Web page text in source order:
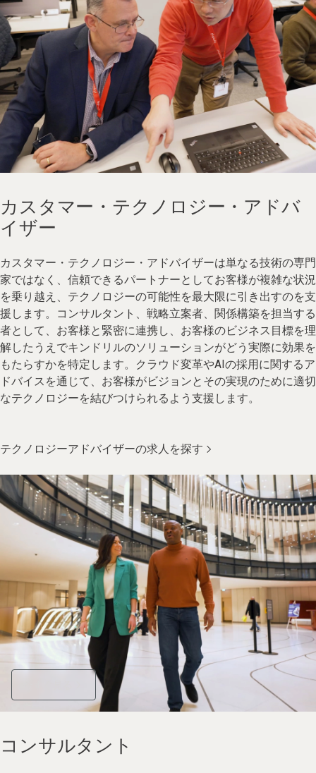
カスタマー・テクノロジー・アドバ
イザー
カスタマー・テクノロジー・アドバイザーは単なる技術の専門
家ではなく、信頼できるパートナーとしてお客様が複雑な状況
を乗り越え、テクノロジーの可能性を最大限に引き出すのを支
援します。コンサルタント、戦略立案者、関係構築を担当する
者として、お客様と緊密に連携し、お客様のビジネス目標を理
解したうえでキンドリルのソリューションがどう実際に効果を
もたらすかを特定します。クラウド変革やAIの採用に関するア
ドバイスを通じて、お客様がビジョンとその実現のために適切
なテクノロジーを結びつけられるよう支援します。
テクノロジーアドバイザーの求人を探す
コンサルタント